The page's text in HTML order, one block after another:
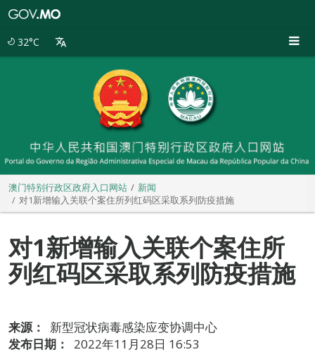
32°C
澳门特别行政区政府入口网站
新闻
对1新增输入关联个案住所列红码区采取系列防疫措施
对1新增输入关联个案住所
列红码区采取系列防疫措施
来源：
新型冠状病毒感染应变协调中心
发布日期：
2022年11月28日 16:53